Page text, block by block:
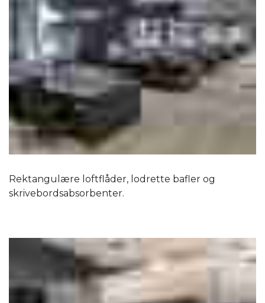
Rektangulære loftflåder, lodrette bafler og
skrivebordsabsorbenter.